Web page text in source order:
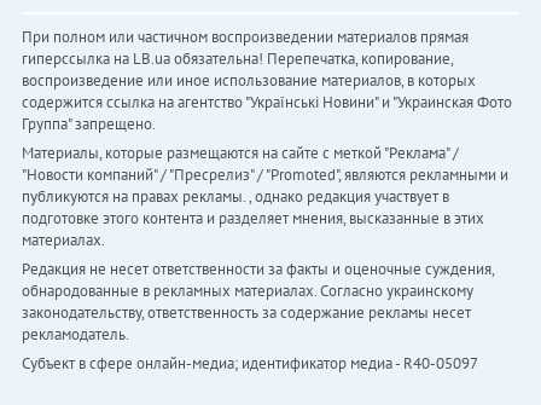
При полном или частичном воспроизведении материалов прямая
гиперссылка на LB.ua обязательна! Перепечатка, копирование,
воспроизведение или иное использование материалов, в которых
содержится ссылка на агентство "Українськi Новини" и "Украинская Фото
Группа" запрещено.
Материалы, которые размещаются на сайте с меткой "Реклама" /
"Новости компаний" / "Пресрелиз" / "Promoted", являются рекламными и
публикуются на правах рекламы. , однако редакция участвует в
подготовке этого контента и разделяет мнения, высказанные в этих
материалах.
Редакция не несет ответственности за факты и оценочные суждения,
обнародованные в рекламных материалах. Согласно украинскому
законодательству, ответственность за содержание рекламы несет
рекламодатель.
Субъект в сфере онлайн-медиа; идентификатор медиа - R40-05097